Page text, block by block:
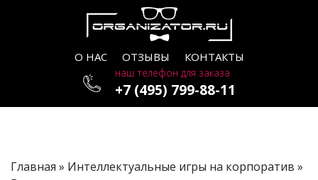
О НАС ОТЗЫВЫ КОНТАКТЫ
наш телефон для заказа
+7 (495) 799-88-11
Главная » Интеллектуальные игры на корпоратив »